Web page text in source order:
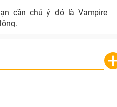
cần chú ý đó là Vampire